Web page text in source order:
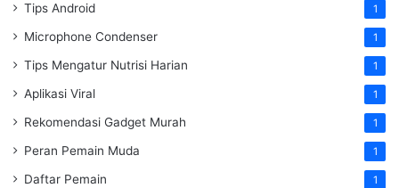
Tips Android 1
Microphone Condenser 1
Tips Mengatur Nutrisi Harian 1
Aplikasi Viral 1
Rekomendasi Gadget Murah 1
Peran Pemain Muda 1
Daftar Pemain 1